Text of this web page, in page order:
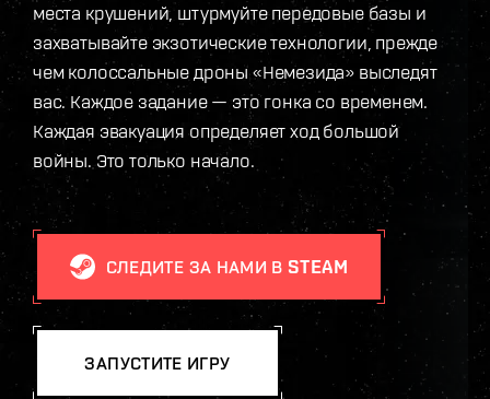
места крушений, штурмуйте передовые базы и
захватывайте экзотические технологии, прежде
чем колоссальные дроны «Немезида» выследят
вас. Каждое задание — это гонка со временем.
Каждая эвакуация определяет ход большой
войны. Это только начало.
СЛЕДИТЕ ЗА НАМИ В STEAM
ЗАПУСТИТЕ ИГРУ